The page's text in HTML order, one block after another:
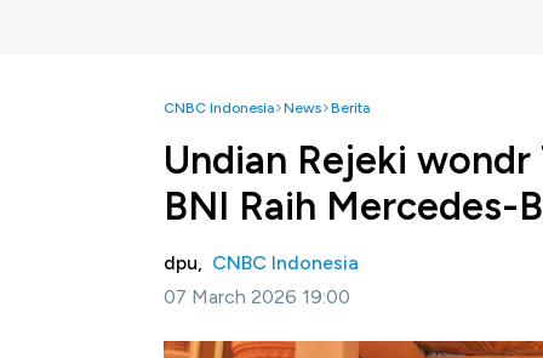
CNBC Indonesia News Berita
Undian Rejeki wondr
BNI Raih Mercedes-
dpu, CNBC Indonesia
07 March 2026 19:00